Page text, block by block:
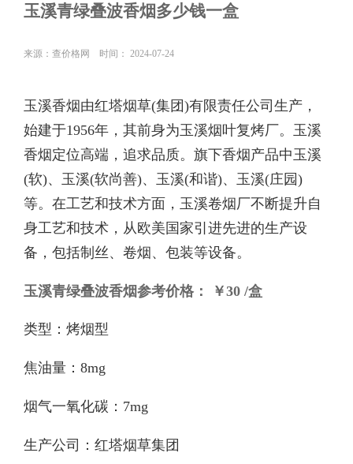
玉溪青绿叠波香烟多少钱一盒
来源：查价格网 时间： 2024-07-24
玉溪香烟由红塔烟草(集团)有限责任公司生产，
始建于1956年，其前身为玉溪烟叶复烤厂。玉溪
香烟定位高端，追求品质。旗下香烟产品中玉溪
(软)、玉溪(软尚善)、玉溪(和谐)、玉溪(庄园)
等。在工艺和技术方面，玉溪卷烟厂不断提升自
身工艺和技术，从欧美国家引进先进的生产设
备，包括制丝、卷烟、包装等设备。
玉溪青绿叠波香烟参考价格： ￥30 /盒
类型：烤烟型
焦油量：8mg
烟气一氧化碳：7mg
生产公司：红塔烟草集团